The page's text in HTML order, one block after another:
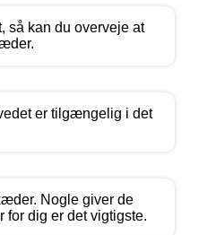
så kan du overveje at
er tilgængelig i det
Nogle giver de
dig er det vigtigste.